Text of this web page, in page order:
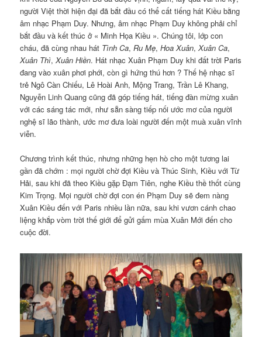
người Việt thời hiện đại đã bắt đầu có thể cất tiếng hát Kiều bằng
âm nhạc Phạm Duy. Nhưng, âm nhạc Phạm Duy không phải chỉ
bắt đầu và kết thúc ở « Minh Họa Kiều ». Chúng tôi, lớp con
cháu, đã cùng nhau hát Tình Ca,Ru Mẹ,Hoa Xuân,Xuân Ca,
Xuân Thì,Xuân Hiền. Hát nhạc Xuân Phạm Duy khi đất trời Paris
đang vào xuân phơi phới, còn gì hứng thú hơn ? Thế hệ nhạc sĩ
trẻ Ngô Càn Chiếu, Lê Hoài Anh, Mộng Trang, Trần Lê Khang,
Nguyễn Linh Quang cũng đã góp tiếng hát, tiếng đàn mừng xuân
với các sáng tác mới, như sẵn sàng tiếp nối ước mơ của người
nghệ sĩ lão thành, ước mơ đưa loài người đến một muà xuân vĩnh
viễn.
Chương trình kết thúc, nhưng những hẹn hò cho một tương lai
gần đã chớm : mọi người chờ đợi Kiều và Thúc Sinh, Kiều với Từ
Hải, sau khi đã theo Kiều gặp Đạm Tiên, nghe Kiều thề thốt cùng
Kim Trọng. Mọi người chờ đợi con én Phạm Duy sẽ đem nàng
Xuân Kiều đến với Paris nhiều lần nữa, sau khi vươn cánh chao
liệng khắp vòm trời thế giới để gửi gấm mùa Xuân Mới đến cho
cuộc đời.